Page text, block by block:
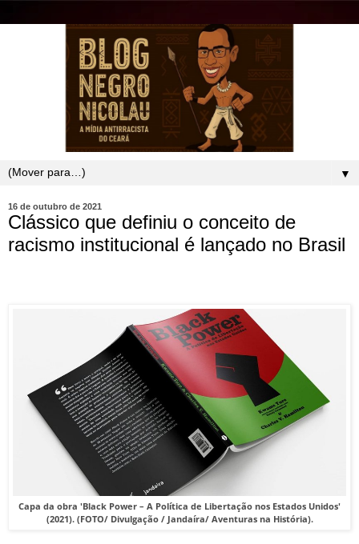
▼
16 de outubro de 2021
Clássico que definiu o conceito de
racismo institucional é lançado no Brasil
Capa da obra 'Black Power – A Política de Libertação nos Estados Unidos'
(2021). (FOTO/ Divulgação / Jandaíra/ Aventuras na História).